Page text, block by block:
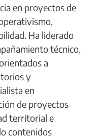
en proyectos de
Ha liderado
técnico,
a
y
en
de proyectos
territorial e
contenidos